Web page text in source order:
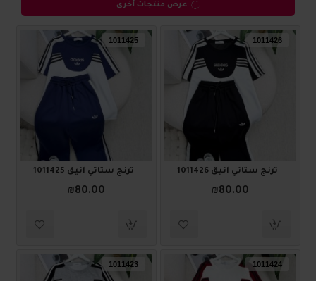
عرض منتجات أخرى
1011426
ترنج ستاتي أنيق 1011426
₪80.00
1011425
ترنج ستاتي أنيق 1011425
₪80.00
1011424
1011423